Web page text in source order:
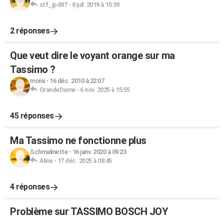
stf_jpd87- 8 juil. 2019 à 15:39
2 réponses
Que veut dire le voyant orange sur ma
Tassimo ?
moisi- 16 déc. 2010 à 22:07
GrandeDame- 6 nov. 2025 à 15:55
45 réponses
Ma Tassimo ne fonctionne plus
Schmalinette- 16 janv. 2020 à 09:23
Aline- 17 déc. 2025 à 08:45
4 réponses
Problème sur TASSIMO BOSCH JOY